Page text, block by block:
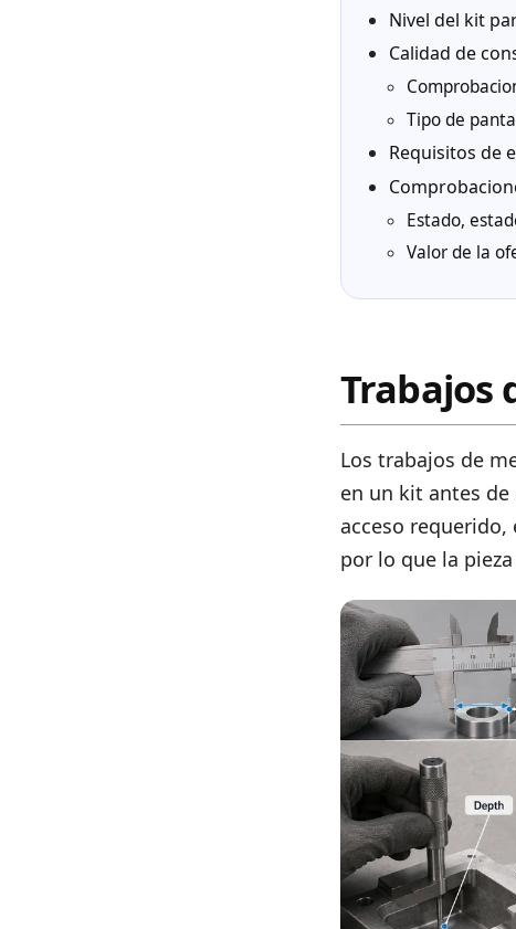
Nivel del kit
Calidad de
Tipo de
Requisitos de
Estado,
Valor de la
Trabajos
Los trabajos de
en un kit antes de
acceso
por lo que la